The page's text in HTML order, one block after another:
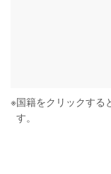
※国籍をクリックする
す。